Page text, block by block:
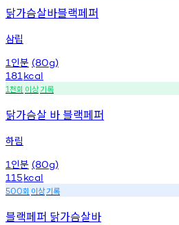
닭가슴살바블랙페퍼
삼립
1 인분 (80g)
181 kcal
1천회 이상기록
닭가슴살 바 블랙페퍼
하림
1 인분 (80g)
115kcal
500회 이상기록
블랙페퍼 닭가슴살바